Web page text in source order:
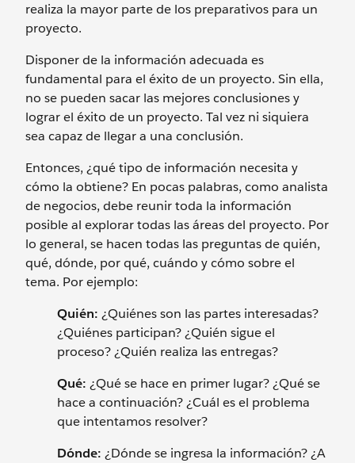
realiza la mayor parte de los preparativos para un
proyecto.
Disponer de la información adecuada es
fundamental para el éxito de un proyecto. Sin ella,
no se pueden sacar las mejores conclusiones y
lograr el éxito de un proyecto. Tal vez ni siquiera
sea capaz de llegar a una conclusión.
Entonces, ¿qué tipo de información necesita y
cómo la obtiene? En pocas palabras, como analista
de negocios, debe reunir toda la información
posible al explorar todas las áreas del proyecto. Por
lo general, se hacen todas las preguntas de quién,
qué, dónde, por qué, cuándo y cómo sobre el
tema. Por ejemplo:
Quién: ¿Quiénes son las partes interesadas?
¿Quiénes participan? ¿Quién sigue el
proceso? ¿Quién realiza las entregas?
Qué: ¿Qué se hace en primer lugar? ¿Qué se
hace a continuación? ¿Cuál es el problema
que intentamos resolver?
Dónde: ¿Dónde se ingresa la información? ¿A